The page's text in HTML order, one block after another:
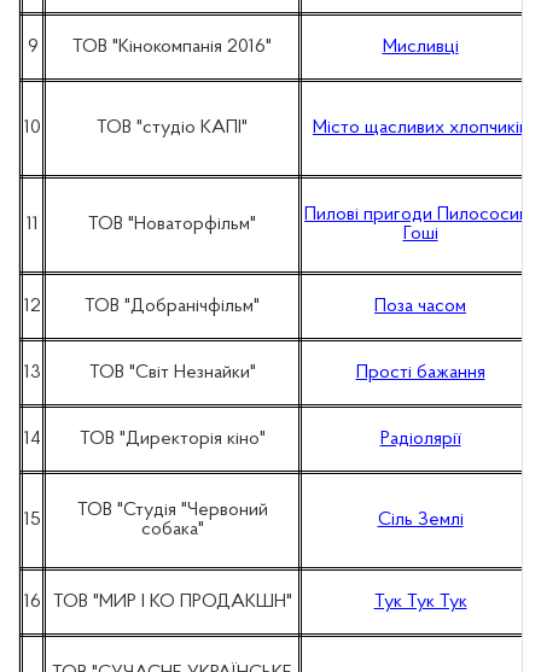
9 ТОВ "Кінокомпанія 2016" Мисливці
10 ТОВ "студіо КАПІ" Місто щасливих хлопчиків
11 ТОВ "Новаторфільм"
Пилові пригоди Пилососика
Гоші
12 ТОВ "Добранічфільм" Поза часом
13 ТОВ "Світ Незнайки" Прості бажання
14 ТОВ "Директорія кіно" Радіолярії
15
ТОВ "Студія "Червоний
собака"
Сіль Землі
16 ТОВ "МИР І КО ПРОДАКШН" Тук Тук Тук